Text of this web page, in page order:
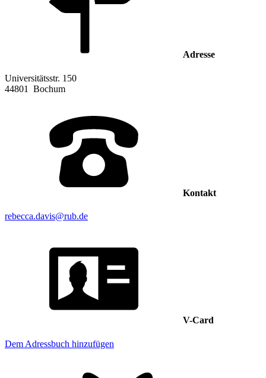
Adresse
Universitätsstr. 150
44801
Bochum
Kontakt
rebecca.davis@rub.de
V-Card
Dem Adressbuch hinzufügen